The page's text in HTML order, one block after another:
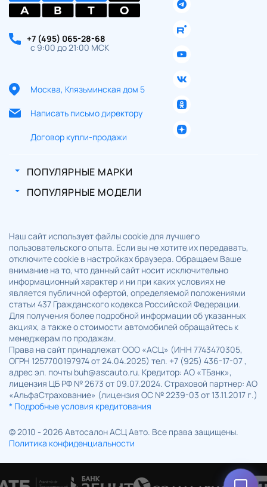
+7 (495) 065-28-68
с 9:00 до 21:00 МСК
Москва, Клязьминская дом 5
Написать письмо директору
Договор купли-продажи
ПОПУЛЯРНЫЕ МАРКИ
ПОПУЛЯРНЫЕ МОДЕЛИ
Наш сайт использует файлы cookie для лучшего
пользовательского опыта. Если вы не хотите их передавать,
отключите cookie в настройках браузера. Обращаем Ваше
внимание на то, что данный сайт носит исключительно
информационный характер и ни при каких условиях не
является публичной офертой, определяемой положениями
статьи 437 Гражданского кодекса Российской Федерации.
Для получения более подробной информации об указанных
акциях, а также о стоимости автомобилей обращайтесь к
менеджерам по продажам.
Права на сайт принадлежат ООО «АСЦ» (ИНН 7743470305,
ОГРН 1257700197974 от 24.04.2025) тел. +7 (925) 436-17-07 ,
адрес эл. почты buh@ascauto.ru. Кредитор: АО «ТБанк»,
лицензия ЦБ РФ № 2673 от 09.07.2024. Страховой партнер: АО
«АльфаСтрахование» (лицензия ОС № 2239-03 от 13.11.2017 г.)
* Подробные условия кредитования
© 2010 - 2026 Автосалон АСЦ Авто. Все права защищены.
Политика конфиденциальности